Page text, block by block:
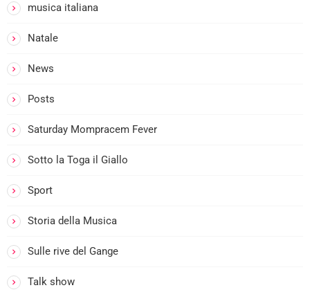
musica italiana
Natale
News
Posts
Saturday Mompracem Fever
Sotto la Toga il Giallo
Sport
Storia della Musica
Sulle rive del Gange
Talk show